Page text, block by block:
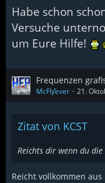
Habe schon
Versuche
um Eure Hilfe!
Frequenzen
McFlƴeѵer 21.
Zitat von KCST
Reichts dir wenn du
Reicht vollkommen aus